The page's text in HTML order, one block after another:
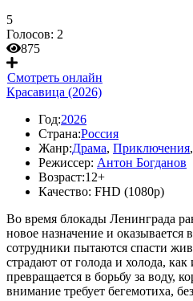
5
Голосов: 2
875
Смотреть онлайн
Красавица (2026)
Год:2026
Страна:Россия
Жанр:Драма, Приключения,
Режиссер: Антон Богданов
Возраст:12+
Качество: FHD (1080p)
Во время блокады Ленинграда
новое назначение и оказывается
сотрудники пытаются спасти
страдают от голода и холода,
превращается в борьбу за воду,
внимание требует бегемотиха,